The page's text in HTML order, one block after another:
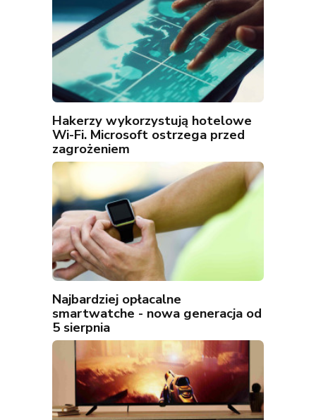
Hakerzy wykorzystują hotelowe
Wi-Fi. Microsoft ostrzega przed
zagrożeniem
Najbardziej opłacalne
smartwatche - nowa generacja od
5 sierpnia